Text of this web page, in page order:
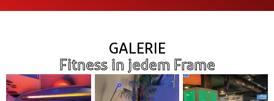
GALERIE
Fitness in jedem Frame